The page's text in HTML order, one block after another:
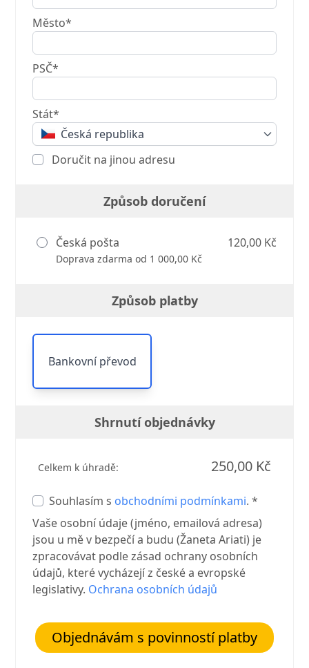
Město*
PSČ*
Stát*
Česká republika
Doručit na jinou adresu
Způsob doručení
Česká pošta
Doprava zdarma od 1 000,00 Kč
120,00 Kč
Způsob platby
Bankovní převod
Shrnutí objednávky
Celkem k úhradě: 250,00 Kč
Souhlasím s obchodními podmínkami. *
Vaše osobní údaje (jméno, emailová adresa)
jsou u mě v bezpečí a budu (Žaneta Ariati) je
zpracovávat podle zásad ochrany osobních
údajů, které vycházejí z české a evropské
legislativy. Ochrana osobních údajů
Objednávám s povinností platby